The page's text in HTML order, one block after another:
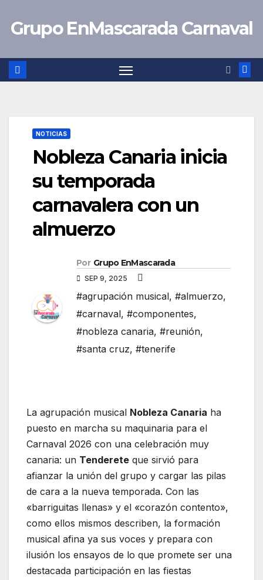
Grupo EnMascarada Carnaval
NOTICIAS
Nobleza Canaria inicia
su temporada
carnavalera con un
almuerzo
Por Grupo EnMascarada
SEP 9, 2025
#agrupación musical, #almuerzo,
#carnaval, #componentes,
#nobleza canaria, #reunión,
#santa cruz, #tenerife
La agrupación musical Nobleza Canaria ha
puesto en marcha su maquinaria para el
Carnaval 2026 con una celebración muy
canaria: un Tenderete que sirvió para
afianzar la unión del grupo y cargar las pilas
de cara a la nueva temporada. Con las
«barriguitas llenas» y el «corazón contento»,
como ellos mismos describen, la formación
musical afina ya sus voces y prepara con
ilusión los ensayos de lo que promete ser una
destacada participación en las fiestas